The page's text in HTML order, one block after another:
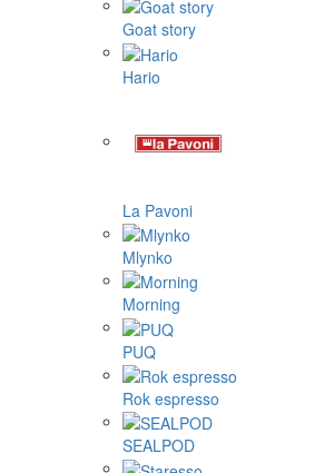
Goat story
Hario
La Pavoni
Mlynko
Morning
PUQ
Rok espresso
SEALPOD